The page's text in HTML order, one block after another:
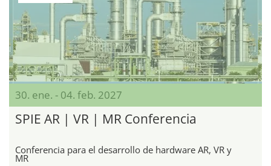
30. ene. - 04. feb. 2027
SPIE AR | VR | MR Conferencia
Conferencia para el desarrollo de hardware AR, VR y
MR